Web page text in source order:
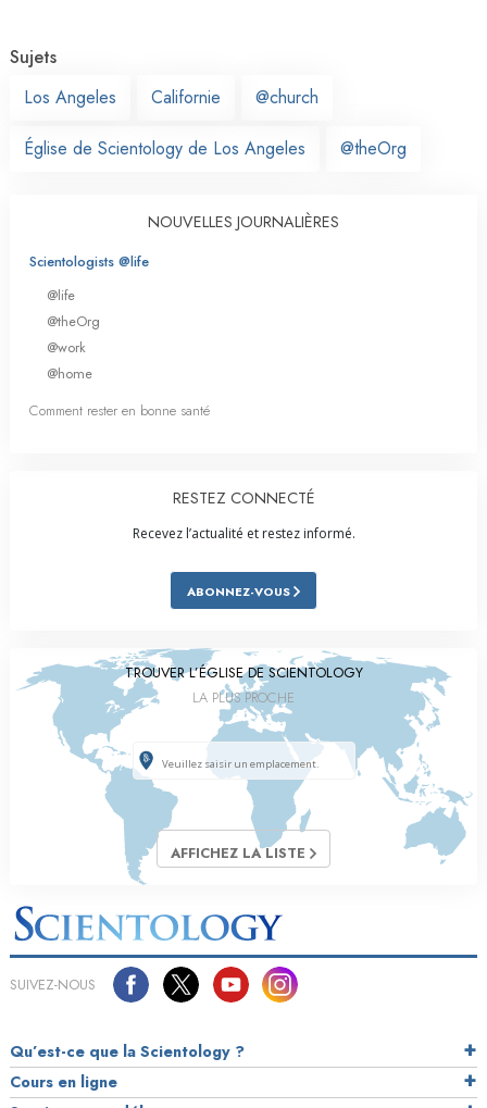
Sujets
Los Angeles
Californie @church
Église de Scientology de Los Angeles @theOrg
NOUVELLES JOURNALIÈRES
Scientologists @life
@life
@theOrg
@work
@home
Comment rester en bonne santé
RESTEZ CONNECTÉ
Recevez l’actualité et restez informé.
ABONNEZ-VOUS
TROUVER L’ÉGLISE DE SCIENTOLOGY
LA PLUS PROCHE
AFFICHEZ LA LISTE
SUIVEZ-NOUS
Qu’est-ce que la Scientology ?
Cours en ligne